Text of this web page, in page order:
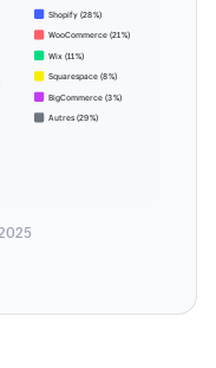
Shopify (28 %)
WooCommerce (21 %)
Wix (11 %)
Squarespace (8 %)
BigCommerce (3 %)
Autres (29 %)